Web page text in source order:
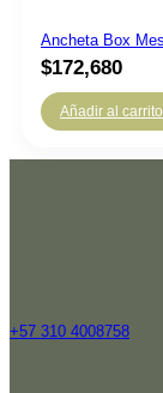
Ancheta Box
$172,680
Añadir al carrito
+57 310 4008758